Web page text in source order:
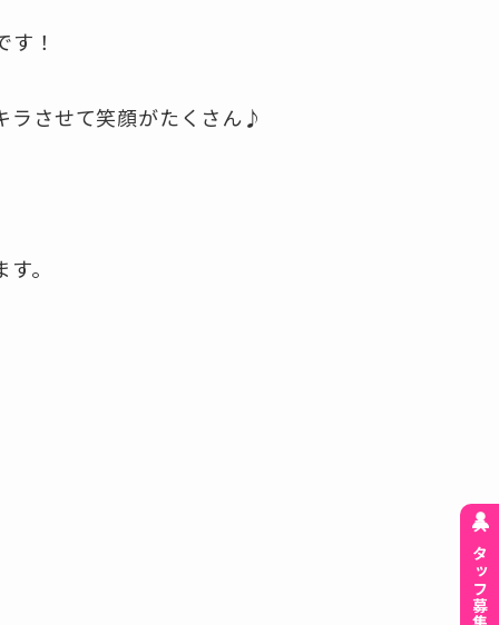
！
ラさせて笑顔がたくさん♪
。
スタッフ募集